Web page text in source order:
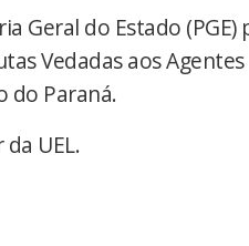
Geral do Estado (PGE)
Vedadas aos Agentes
do Paraná.
UEL.